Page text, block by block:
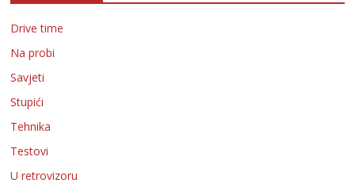
Drive time
Na probi
Savjeti
Stupići
Tehnika
Testovi
U retrovizoru